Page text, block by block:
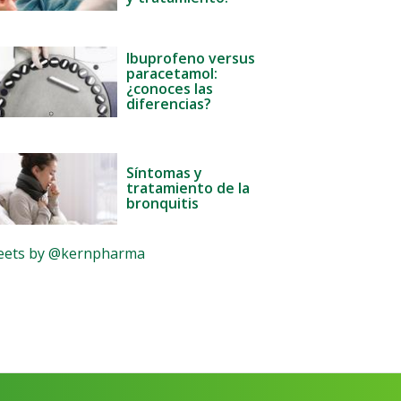
Ibuprofeno versus
paracetamol:
¿conoces las
diferencias?
Síntomas y
tratamiento de la
bronquitis
by @kernpharma